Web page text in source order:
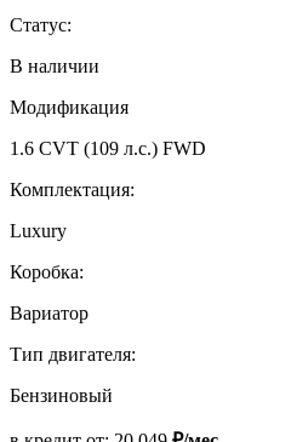
Статус:
В наличии
Модификация
1.6 CVT (109 л.с.) FWD
Комплектация:
Luxury
Коробка:
Вариатор
Тип двигателя:
Бензиновый